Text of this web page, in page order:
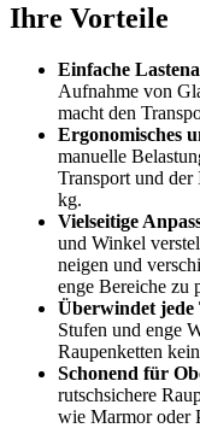
Ihre Vorteile
Einfache
Aufnahme von
macht den
Ergonomisches
manuelle
Transport und der
kg.
Vielseitige
und Winkel
neigen und
enge Bereiche zu
Überwindet jede
Stufen und enge
Raupenketten
Schonend für
rutschsichere
wie Marmor oder